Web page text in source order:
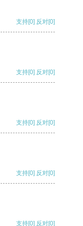
支持[0] 反对[0]
支持[0] 反对[0]
支持[0] 反对[0]
支持[0] 反对[0]
支持[0] 反对[0]